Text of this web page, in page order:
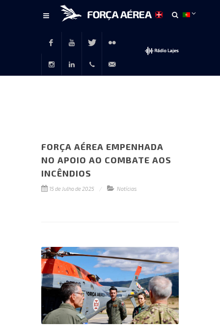
FacebookYoutubeTwitter Flickr
FORÇA AÉREA EMPENHADA
NO APOIO AO COMBATE AOS
INCÊNDIOS
15 de Julho de 2025 Notícias